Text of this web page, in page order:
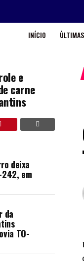
INÍCIO
e
carne
deixa
em
da
TO-